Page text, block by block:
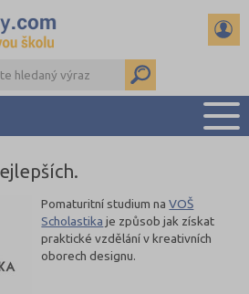
PŘÍPRAVA NA PŘIJÍMAČKY
DŮLEŽITÉ TERMÍNY
REFERÁTY
Pomaturitní studium naVOŠ
Scholastika je způsob jak získat
praktické vzdělání v kreativních
oborech designu.